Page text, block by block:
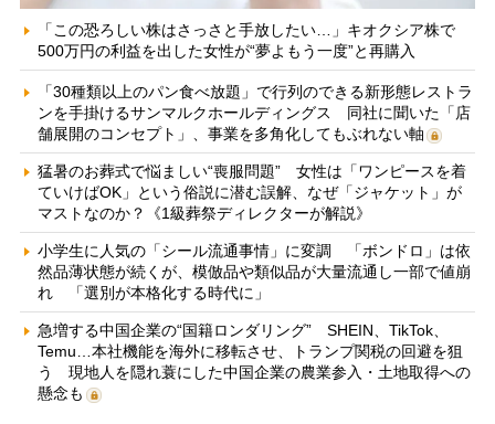
「この恐ろしい株はさっさと手放したい…」キオクシア株で
500万円の利益を出した女性が“夢よもう一度”と再購入
「30種類以上のパン食べ放題」で行列のできる新形態レストラ
ンを手掛けるサンマルクホールディングス 同社に聞いた「店
舗展開のコンセプト」、事業を多角化してもぶれない軸
猛暑のお葬式で悩ましい“喪服問題” 女性は「ワンピースを着
ていけばOK」という俗説に潜む誤解、なぜ「ジャケット」が
マストなのか？《1級葬祭ディレクターが解説》
小学生に人気の「シール流通事情」に変調 「ボンドロ」は依
然品薄状態が続くが、模倣品や類似品が大量流通し一部で値崩
れ 「選別が本格化する時代に」
急増する中国企業の“国籍ロンダリング” SHEIN、TikTok、
Temu…本社機能を海外に移転させ、トランプ関税の回避を狙
う 現地人を隠れ蓑にした中国企業の農業参入・土地取得への
懸念も